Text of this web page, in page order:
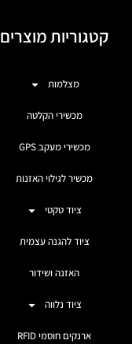
קטגוריות מוצרים
מצלמות
מכשירי הקלטה
מכשירי מעקב GPS
מכשיר לגילוי האזנות
ציוד טקטי
ציוד להגנה עצמית
האזנה ושידור
ציוד נלווה
ארנקים חוסמי RFID